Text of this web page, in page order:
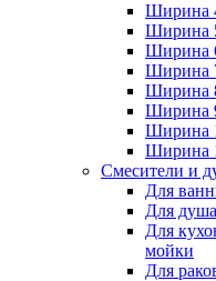
Ширина
Ширина
Ширина
Ширина
Ширина
Ширина
Ширина
Ширина
Смесители и
Для
Для душа
Для
мойки
Для